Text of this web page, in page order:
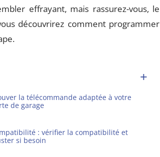
effrayant, mais rassurez-vous, le
découvrirez comment programmer
la télécommande adaptée à votre
de garage
: vérifier la compatibilité et
si besoin